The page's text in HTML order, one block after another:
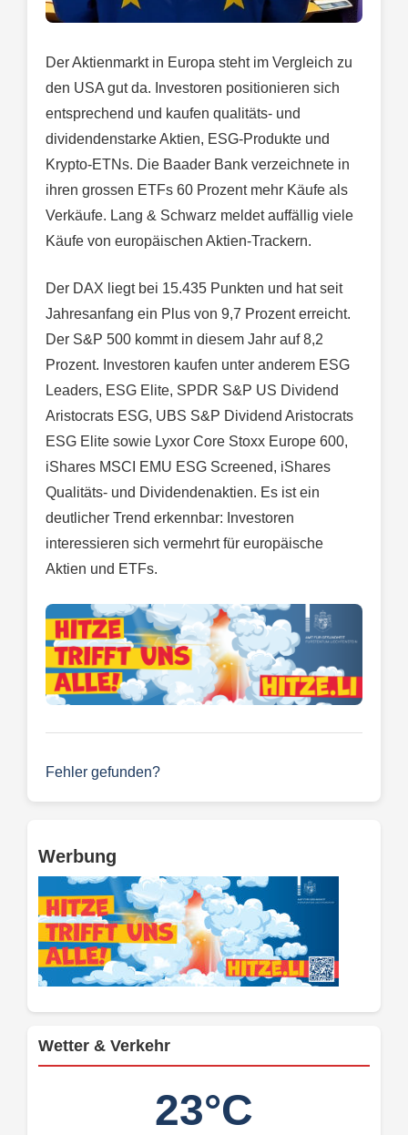
Der Aktienmarkt in Europa steht im Vergleich zu
den USA gut da. Investoren positionieren sich
entsprechend und kaufen qualitäts- und
dividendenstarke Aktien, ESG-Produkte und
Krypto-ETNs. Die Baader Bank verzeichnete in
ihren grossen ETFs 60 Prozent mehr Käufe als
Verkäufe. Lang & Schwarz meldet auffällig viele
Käufe von europäischen Aktien-Trackern.
Der DAX liegt bei 15.435 Punkten und hat seit
Jahresanfang ein Plus von 9,7 Prozent erreicht.
Der S&P 500 kommt in diesem Jahr auf 8,2
Prozent. Investoren kaufen unter anderem ESG
Leaders, ESG Elite, SPDR S&P US Dividend
Aristocrats ESG, UBS S&P Dividend Aristocrats
ESG Elite sowie Lyxor Core Stoxx Europe 600,
iShares MSCI EMU ESG Screened, iShares
Qualitäts- und Dividendenaktien. Es ist ein
deutlicher Trend erkennbar: Investoren
interessieren sich vermehrt für europäische
Aktien und ETFs.
Fehler gefunden?
Werbung
Wetter & Verkehr
23°C